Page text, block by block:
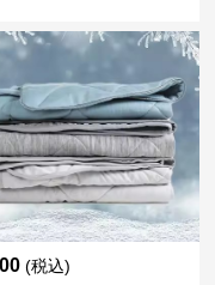
(税込)